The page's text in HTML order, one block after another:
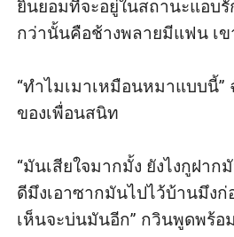
ยินยอมที่จะอยู่ในสถานะแอบ
กว่านั้นคือช้างพลายมีแฟน เ
“ทำไมเมาเหมือนหมาแบบนี้
ของเพื่อนสนิท
“มันเสียใจมากมั้ง ยังไงกูฝา
ดีมึงเอาซากมันไปไว้บ้านมึง
เห็นจะบ่นมันอีก” กวินพูดพร้อ